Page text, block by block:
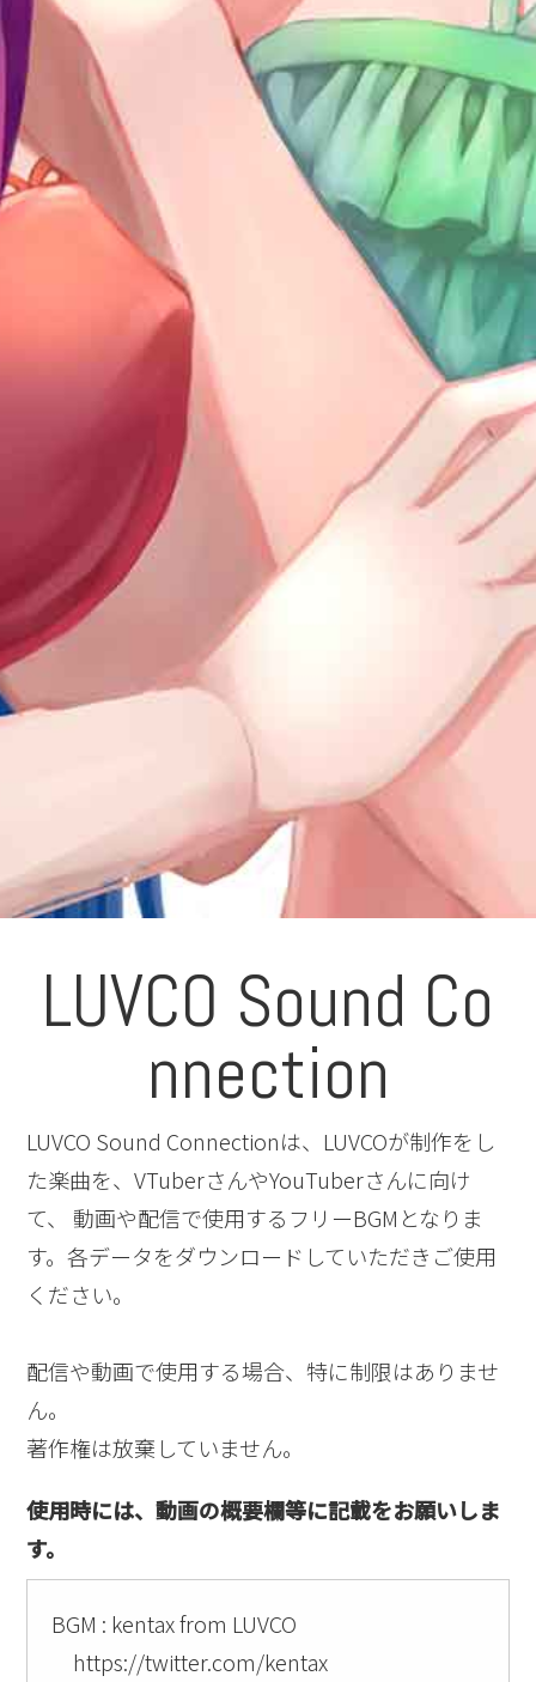
LUVCO Sound Co
nnection
LUVCO Sound Connectionは、LUVCOが制作をし
た楽曲を、VTuberさんやYouTuberさんに向け
て、 動画や配信で使用するフリーBGMとなりま
す。各データをダウンロードしていただきご使用
ください。
配信や動画で使用する場合、特に制限はありませ
ん。
著作権は放棄していません。
使用時には、動画の概要欄等に記載をお願いしま
す。
BGM : kentax from LUVCO
https://twitter.com/kentax